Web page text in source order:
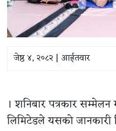
जेष्ठ ४, २०८२ | आईतवार
। शनिबार पत्रकार सम्मेलन
लिमिटेडले यसको जानकारी